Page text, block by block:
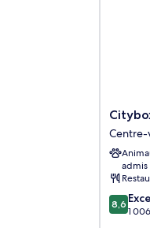
Citybox
Bergen
City
Centre-
ville
de
Bergen
Centre-
admis
8.6
sur
8,6
1